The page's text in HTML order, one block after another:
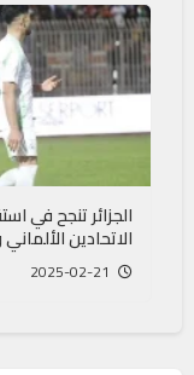
الجزائر تنجح في
الاتحادين